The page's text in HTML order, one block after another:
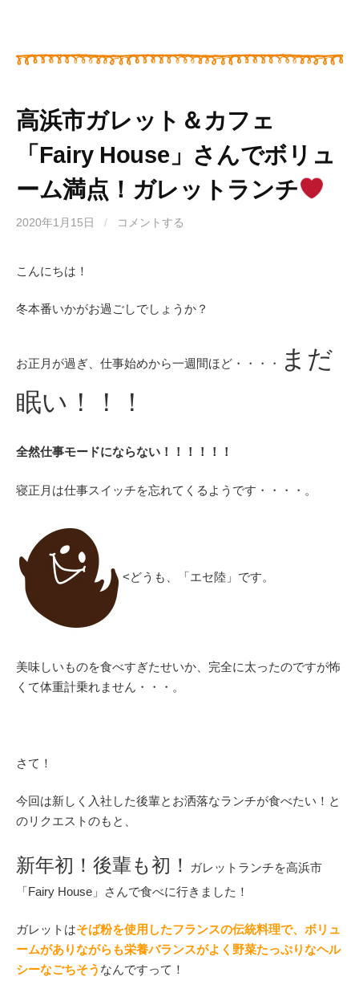
高浜市ガレット＆カフェ
「Fairy House」さんでボリュ
ーム満点！ガレットランチ
2020年1月15日 / コメントする
こんにちは！
冬本番いかがお過ごしでしょうか？
お正月が過ぎ、仕事始めから一週間ほど・・・・
まだ
眠い！！！
全然仕事モードにならない！！！！！！
寝正月は仕事スイッチを忘れてくるようです・・・・。
<どうも、「エセ陸」です。
美味しいものを食べすぎたせいか、完全に太ったのですが怖
くて体重計乗れません・・・。
さて！
今回は新しく入社した後輩とお洒落なランチが食べたい！と
のリクエストのもと、
新年初！後輩も初！
ガレットランチを高浜市
「Fairy House」さんで食べに行きました！
ガレットはそば粉を使用したフランスの伝統料理で、ボリュ
ームがありながらも栄養バランスがよく野菜たっぷりなヘル
シーなごちそう なんですって！